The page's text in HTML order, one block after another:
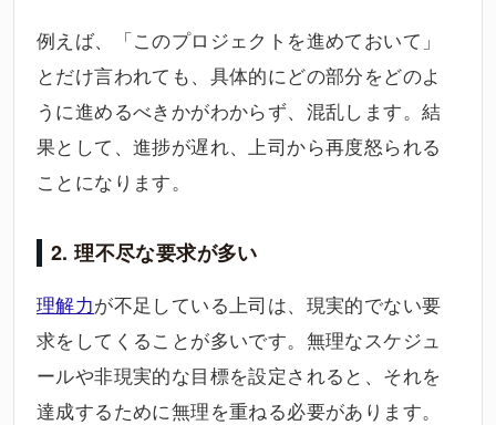
例えば、「このプロジェクトを進めておいて」
とだけ言われても、具体的にどの部分をどのよ
うに進めるべきかがわからず、混乱します。結
果として、進捗が遅れ、上司から再度怒られる
ことになります。
2. 理不尽な要求が多い
理解力が不足している上司は、現実的でない要
求をしてくることが多いです。無理なスケジュ
ールや非現実的な目標を設定されると、それを
達成するために無理を重ねる必要があります。